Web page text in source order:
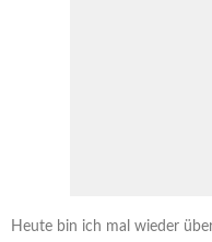
Heute bin ich mal wieder